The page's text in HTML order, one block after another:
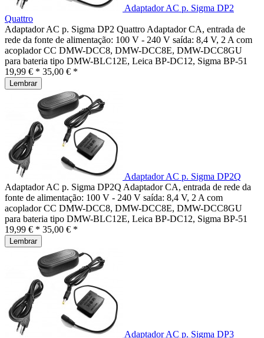
Adaptador AC p. Sigma DP2
Quattro
Adaptador AC p. Sigma DP2 Quattro Adaptador CA, entrada de
rede da fonte de alimentação: 100 V - 240 V saída: 8,4 V, 2 A com
acoplador CC DMW-DCC8, DMW-DCC8E, DMW-DCC8GU
para bateria tipo DMW-BLC12E, Leica BP-DC12, Sigma BP-51
19,99 € * 35,00 € *
Lembrar
Adaptador AC p. Sigma DP2Q
Adaptador AC p. Sigma DP2Q Adaptador CA, entrada de rede da
fonte de alimentação: 100 V - 240 V saída: 8,4 V, 2 A com
acoplador CC DMW-DCC8, DMW-DCC8E, DMW-DCC8GU
para bateria tipo DMW-BLC12E, Leica BP-DC12, Sigma BP-51
19,99 € * 35,00 € *
Lembrar
Adaptador AC p. Sigma DP3